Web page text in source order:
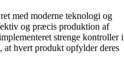
med moderne teknologi og
og præcis produktion af
strenge kontroller i
at hvert produkt opfylder deres